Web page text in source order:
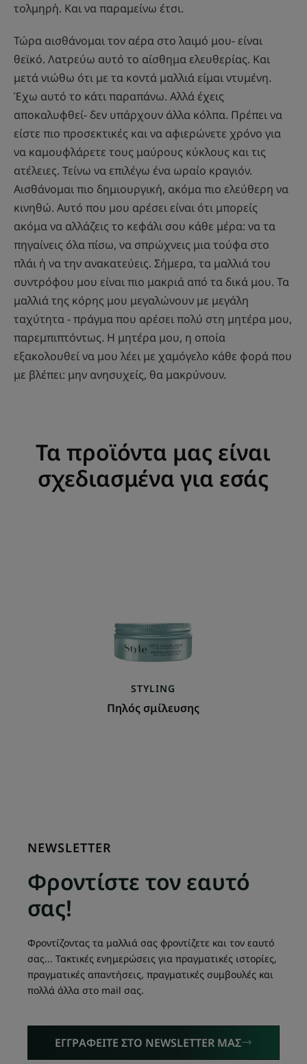
τολμηρή. Και να παραμείνω έτσι.
Τώρα αισθάνομαι τον αέρα στο λαιμό μου- είναι
θεϊκό. Λατρεύω αυτό το αίσθημα ελευθερίας. Και
μετά νιώθω ότι με τα κοντά μαλλιά είμαι ντυμένη.
Έχω αυτό το κάτι παραπάνω. Αλλά έχεις
αποκαλυφθεί- δεν υπάρχουν άλλα κόλπα. Πρέπει να
είστε πιο προσεκτικές και να αφιερώνετε χρόνο για
να καμουφλάρετε τους μαύρους κύκλους και τις
ατέλειες. Τείνω να επιλέγω ένα ωραίο κραγιόν.
Αισθάνομαι πιο δημιουργική, ακόμα πιο ελεύθερη να
κινηθώ. Αυτό που μου αρέσει είναι ότι μπορείς
ακόμα να αλλάζεις το κεφάλι σου κάθε μέρα: να τα
πηγαίνεις όλα πίσω, να σπρώχνεις μια τούφα στο
πλάι ή να την ανακατεύεις. Σήμερα, τα μαλλιά του
συντρόφου μου είναι πιο μακριά από τα δικά μου. Τα
μαλλιά της κόρης μου μεγαλώνουν με μεγάλη
ταχύτητα - πράγμα που αρέσει πολύ στη μητέρα μου,
παρεμπιπτόντως. Η μητέρα μου, η οποία
εξακολουθεί να μου λέει με χαμόγελο κάθε φορά που
με βλέπει: μην ανησυχείς, θα μακρύνουν.
Τα προϊόντα μας είναι
σχεδιασμένα για εσάς
STYLING
Πηλός σμίλευσης
NEWSLETTER
Φροντίστε τον εαυτό
σας!
Φροντίζοντας τα μαλλιά σας φροντίζετε και τον εαυτό
σας... Τακτικές ενημερώσεις για πραγματικές ιστορίες,
πραγματικές απαντήσεις, πραγματικές συμβουλές και
πολλά άλλα στο mail σας.
ΕΓΓΡΑΦΕΙΤΕ ΣΤΟ NEWSLETTER ΜΑΣ